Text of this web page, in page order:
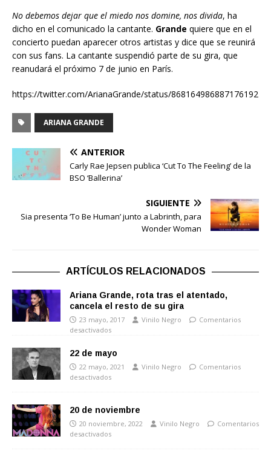
No debemos dejar que el miedo nos domine, nos divida, ha
dicho en el comunicado la cantante. Grande quiere que en el
concierto puedan aparecer otros artistas y dice que se reunirá
con sus fans. La cantante suspendió parte de su gira, que
reanudará el próximo 7 de junio en París.
https://twitter.com/ArianaGrande/status/868164986887176192
ARIANA GRANDE
ANTERIOR
Carly Rae Jepsen publica ‘Cut To The Feeling’ de la
BSO ‘Ballerina’
SIGUIENTE
Sia presenta ‘To Be Human’ junto a Labrinth, para
Wonder Woman
ARTÍCULOS RELACIONADOS
Ariana Grande, rota tras el atentado,
cancela el resto de su gira
23 mayo, 2017 Vinilo Negro
Comentarios
desactivados
22 de mayo
22 mayo, 2021 Vinilo Negro
Comentarios
desactivados
20 de noviembre
20 noviembre, 2022 Vinilo Negro
Comentarios
desactivados